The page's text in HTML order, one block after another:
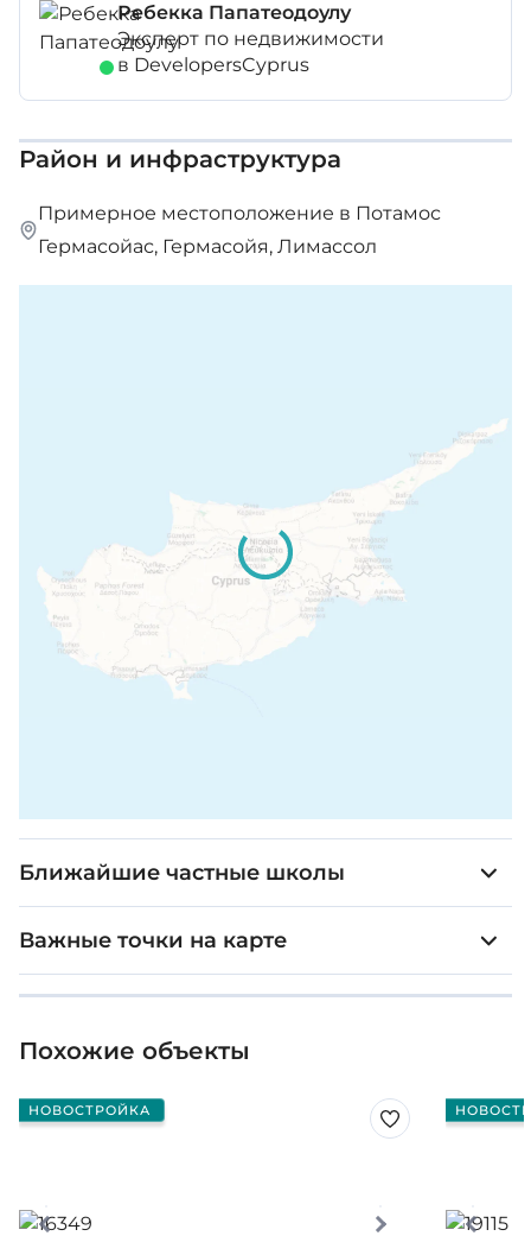
Ребекка Папатеодоулу
Эксперт по недвижимости
в DevelopersCyprus
Район и инфраструктура
Примерное местоположение в Потамос
Гермасойас, Гермасойя, Лимассол
Ближайшие частные школы
Важные точки на карте
Похожие объекты
НОВОСТРОЙКА